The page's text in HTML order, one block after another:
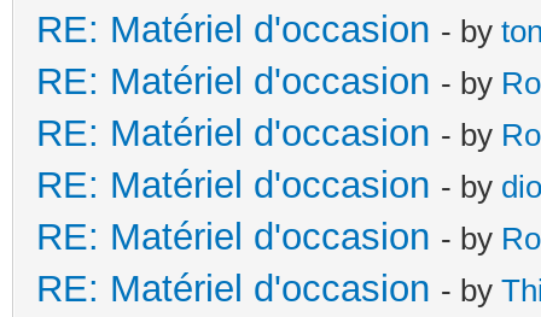
RE: Matériel d'occasion - by
RE: Matériel d'occasion - by
RE: Matériel d'occasion - by
RE: Matériel d'occasion - by
RE: Matériel d'occasion - by
RE: Matériel d'occasion - by